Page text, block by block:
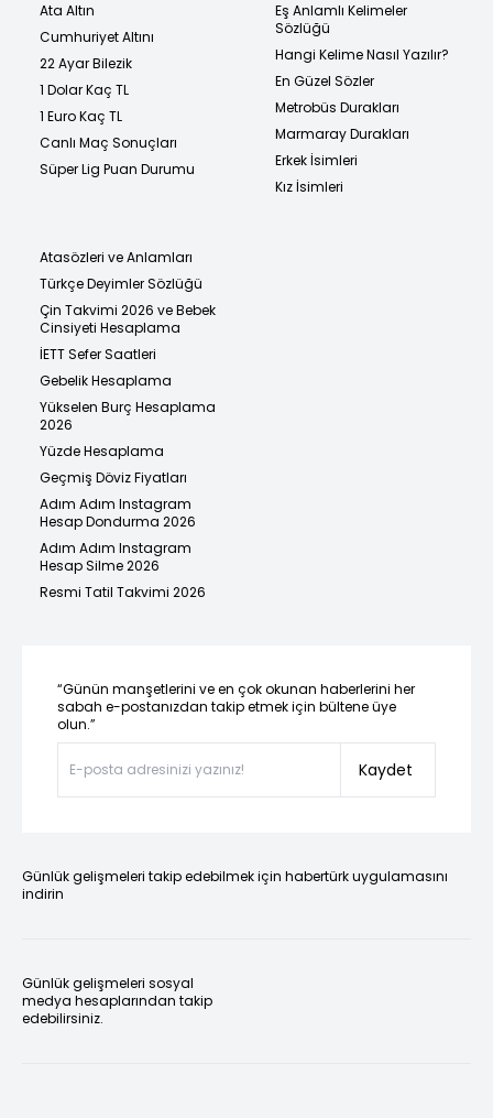
Ata Altın
Cumhuriyet Altını
22 Ayar Bilezik
1 Dolar Kaç TL
1 Euro Kaç TL
Canlı Maç Sonuçları
Süper Lig Puan Durumu
Eş Anlamlı Kelimeler
Sözlüğü
Hangi Kelime Nasıl Yazılır?
En Güzel Sözler
Metrobüs Durakları
Marmaray Durakları
Erkek İsimleri
Kız İsimleri
Atasözleri ve Anlamları
Türkçe Deyimler Sözlüğü
Çin Takvimi 2026 ve Bebek
Cinsiyeti Hesaplama
İETT Sefer Saatleri
Gebelik Hesaplama
Yükselen Burç Hesaplama
2026
Yüzde Hesaplama
Geçmiş Döviz Fiyatları
Adım Adım Instagram
Hesap Dondurma 2026
Adım Adım Instagram
Hesap Silme 2026
Resmi Tatil Takvimi 2026
“Günün manşetlerini ve en çok okunan haberlerini her
sabah e-postanızdan takip etmek için bültene üye
olun.”
Kaydet
Günlük gelişmeleri takip edebilmek için habertürk uygulamasını
indirin
Günlük gelişmeleri sosyal
medya hesaplarından takip
edebilirsiniz.